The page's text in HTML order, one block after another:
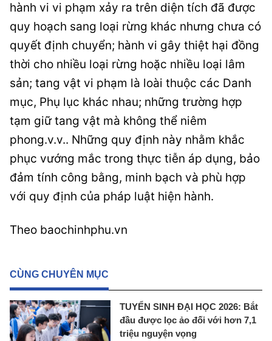
hành vi vi phạm xảy ra trên diện tích đã được
quy hoạch sang loại rừng khác nhưng chưa có
quyết định chuyển; hành vi gây thiệt hại đồng
thời cho nhiều loại rừng hoặc nhiều loại lâm
sản; tang vật vi phạm là loài thuộc các Danh
mục, Phụ lục khác nhau; những trường hợp
tạm giữ tang vật mà không thể niêm
phong.v.v.. Những quy định này nhằm khắc
phục vướng mắc trong thực tiễn áp dụng, bảo
đảm tính công bằng, minh bạch và phù hợp
với quy định của pháp luật hiện hành.
Theo baochinhphu.vn
CÙNG CHUYÊN MỤC
TUYỂN SINH ĐẠI HỌC 2026: Bắt
đầu được lọc ảo đối với hơn 7,1
triệu nguyện vọng